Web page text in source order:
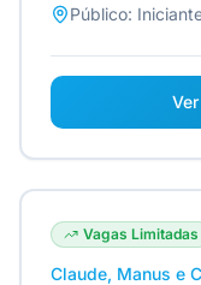
Público:
Vagas Limitadas
Claude, Manus e